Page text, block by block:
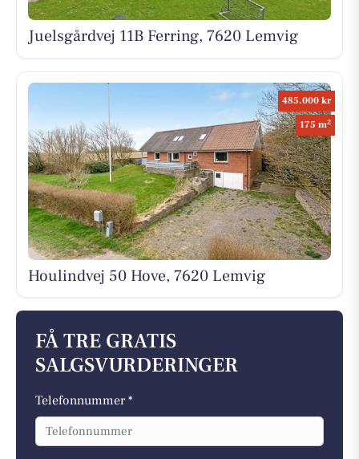
Juelsgårdvej 11B Ferring, 7620 Lemvig
485.000 kr
175 m2
Houlindvej 50 Hove, 7620 Lemvig
FÅ TRE GRATIS
SALGSVURDERINGER
Telefonnummer *